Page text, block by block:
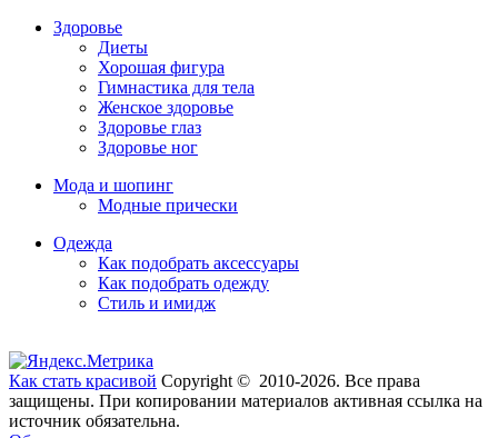
Здоровье
Диеты
Хорошая фигура
Гимнастика для тела
Женское здоровье
Здоровье глаз
Здоровье ног
Мода и шопинг
Модные прически
Одежда
Как подобрать аксессуары
Как подобрать одежду
Стиль и имидж
Как стать красивой Copyright © 2010-2026. Все права
защищены. При копировании материалов активная ссылка на
источник обязательна.